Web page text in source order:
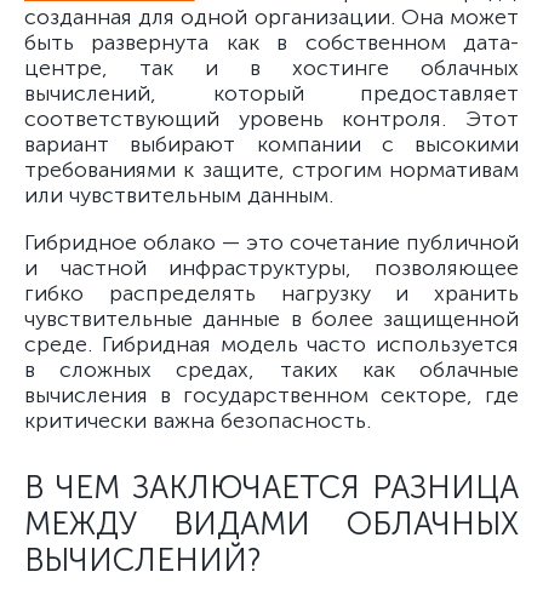
созданная для одной организации. Она может
быть развернута как в собственном дата-
центре, так и в хостинге облачных
вычислений, который предоставляет
соответствующий уровень контроля. Этот
вариант выбирают компании с высокими
требованиями к защите, строгим нормативам
или чувствительным данным.
Гибридное облако — это сочетание публичной
и частной инфраструктуры, позволяющее
гибко распределять нагрузку и хранить
чувствительные данные в более защищенной
среде. Гибридная модель часто используется
в сложных средах, таких как облачные
вычисления в государственном секторе, где
критически важна безопасность.
В ЧЕМ ЗАКЛЮЧАЕТСЯ РАЗНИЦА
МЕЖДУ ВИДАМИ ОБЛАЧНЫХ
ВЫЧИСЛЕНИЙ?